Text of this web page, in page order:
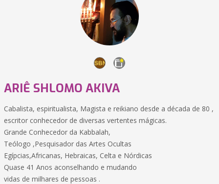
ARIÊ SHLOMO AKIVA
Cabalista, espiritualista, Magista e reikiano desde a década de 80 ,
escritor conhecedor de diversas vertentes mágicas.
Grande Conhecedor da Kabbalah,
Teólogo ,Pesquisador das Artes Ocultas
Egípcias,Africanas, Hebraicas, Celta e Nórdicas
Quase 41 Anos aconselhando e mudando
vidas de milhares de pessoas .